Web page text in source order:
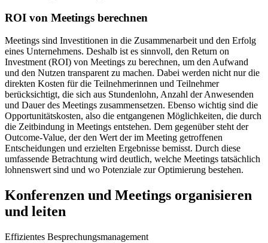
ROI von Meetings berechnen
Meetings sind Investitionen in die Zusammenarbeit und den Erfolg
eines Unternehmens. Deshalb ist es sinnvoll, den Return on
Investment (ROI) von Meetings zu berechnen, um den Aufwand
und den Nutzen transparent zu machen. Dabei werden nicht nur die
direkten Kosten für die Teilnehmerinnen und Teilnehmer
berücksichtigt, die sich aus Stundenlohn, Anzahl der Anwesenden
und Dauer des Meetings zusammensetzen. Ebenso wichtig sind die
Opportunitätskosten, also die entgangenen Möglichkeiten, die durch
die Zeitbindung in Meetings entstehen. Dem gegenüber steht der
Outcome-Value, der den Wert der im Meeting getroffenen
Entscheidungen und erzielten Ergebnisse bemisst. Durch diese
umfassende Betrachtung wird deutlich, welche Meetings tatsächlich
lohnenswert sind und wo Potenziale zur Optimierung bestehen.
Konferenzen und Meetings organisieren
und leiten
Effizientes Besprechungsmanagement